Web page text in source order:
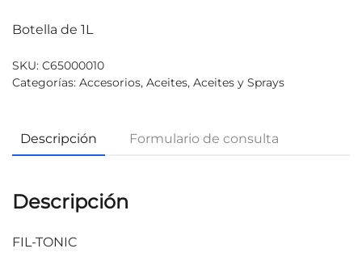
Botella de 1L
SKU: C65000010
Categorías: Accesorios, Aceites, Aceites y Sprays
Descripción Formulario de consulta
Descripción
FIL-TONIC